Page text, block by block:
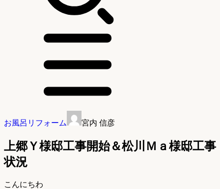
お風呂リフォーム 宮内 信彦
上郷Ｙ様邸工事開始＆松川Ｍａ様邸工事
状況
こんにちわ